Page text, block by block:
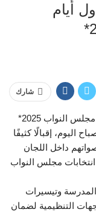
أيام
شارك
النواب 2025*
إقبالًا كثيفًا
داخل اللجان
انتخابات مجلس النواب
وتيسيرات
التنظيمية لضمان